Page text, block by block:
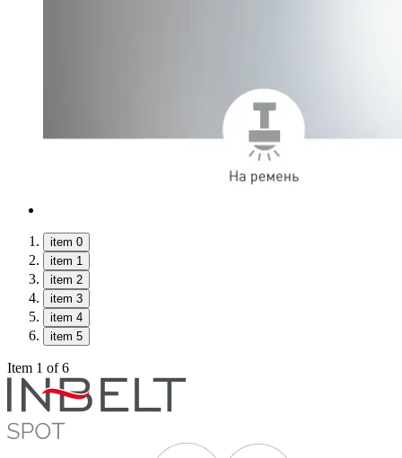
item 0
item 1
item 2
item 3
item 4
item 5
Item 1 of 6